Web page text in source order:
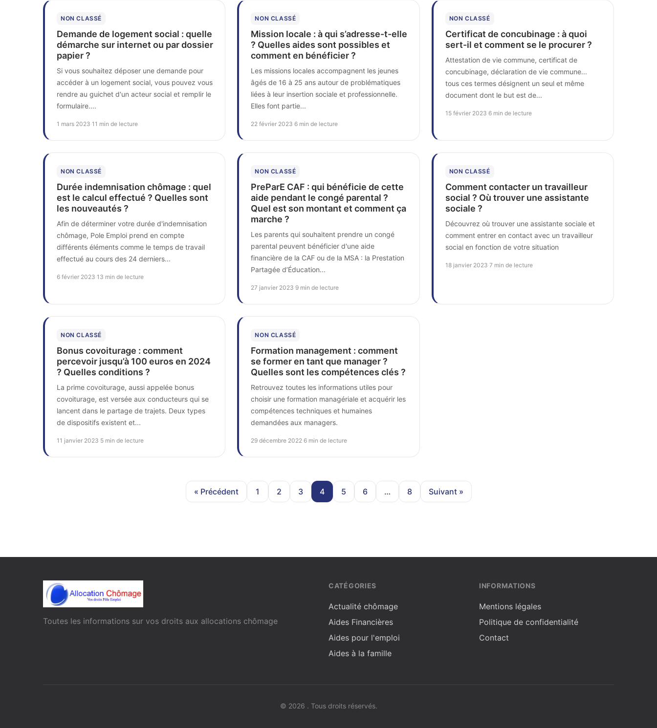
NON CLASSÉ
Demande de logement social : quelle
démarche sur internet ou par dossier
papier ?
Si vous souhaitez déposer une demande pour
accéder à un logement social, vous pouvez vous
rendre au guichet d'un acteur social et remplir le
formulaire....
1 mars 2023 11 min de lecture
NON CLASSÉ
Mission locale : à qui s’adresse-t-elle
? Quelles aides sont possibles et
comment en bénéficier ?
Les missions locales accompagnent les jeunes
âgés de 16 à 25 ans autour de problématiques
liées à leur insertion sociale et professionnelle.
Elles font partie...
22 février 2023 6 min de lecture
NON CLASSÉ
Certificat de concubinage : à quoi
sert-il et comment se le procurer ?
Attestation de vie commune, certificat de
concubinage, déclaration de vie commune...
tous ces termes désignent un seul et même
document dont le but est de...
15 février 2023 6 min de lecture
NON CLASSÉ
Durée indemnisation chômage : quel
est le calcul effectué ? Quelles sont
les nouveautés ?
Afin de déterminer votre durée d'indemnisation
chômage, Pole Emploi prend en compte
différents éléments comme le temps de travail
effectué au cours des 24 derniers...
6 février 2023 13 min de lecture
NON CLASSÉ
PreParE CAF : qui bénéficie de cette
aide pendant le congé parental ?
Quel est son montant et comment ça
marche ?
Les parents qui souhaitent prendre un congé
parental peuvent bénéficier d'une aide
financière de la CAF ou de la MSA : la Prestation
Partagée d’Éducation...
27 janvier 2023 9 min de lecture
NON CLASSÉ
Comment contacter un travailleur
social ? Où trouver une assistante
sociale ?
Découvrez où trouver une assistante sociale et
comment entrer en contact avec un travailleur
social en fonction de votre situation
18 janvier 2023 7 min de lecture
NON CLASSÉ
Bonus covoiturage : comment
percevoir jusqu’à 100 euros en 2024
? Quelles conditions ?
La prime covoiturage, aussi appelée bonus
covoiturage, est versée aux conducteurs qui se
lancent dans le partage de trajets. Deux types
de dispositifs existent et...
11 janvier 2023 5 min de lecture
NON CLASSÉ
Formation management : comment
se former en tant que manager ?
Quelles sont les compétences clés ?
Retrouvez toutes les informations utiles pour
choisir une formation managériale et acquérir les
compétences techniques et humaines
demandées aux managers.
29 décembre 2022 6 min de lecture
« Précédent 1 2 3 4 5 6 … 8 Suivant »
Toutes les informations sur vos droits aux allocations chômage
CATÉGORIES
Actualité chômage
Aides Financières
Aides pour l'emploi
Aides à la famille
INFORMATIONS
Mentions légales
Politique de confidentialité
Contact
© 2026 . Tous droits réservés.